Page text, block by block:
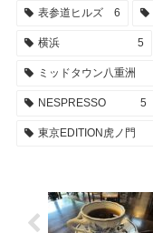
表参道ヒルズ 6
横浜 5
ミッドタウン八重洲
NESPRESSO 5
東京EDITION虎ノ門